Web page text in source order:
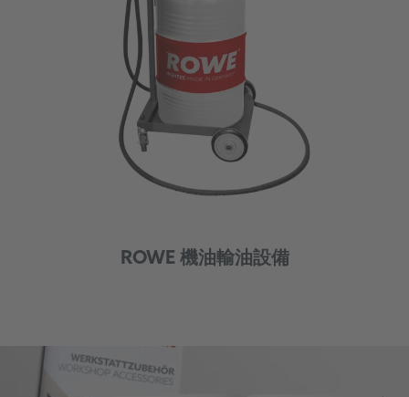
ROWE 機油輸油設備